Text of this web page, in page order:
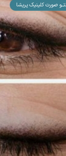
صورت کلینیک پریشا